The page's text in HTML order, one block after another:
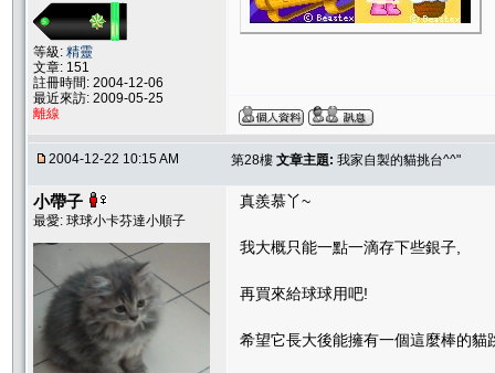
等級: 精靈
文章: 151
註冊時間: 2004-12-06
最近來訪: 2009-05-25
離線
2004-12-22 10:15 AM 第28樓 文章主題: 我家自製的貓挑台^^"
小帶子
最愛: 球球小卡芬達小順子
真羨慕丫~
我大概只能一點一滴存下些銀子,
再買來給球球用吧!
希望它長大後能擁有一個這麼棒的貓